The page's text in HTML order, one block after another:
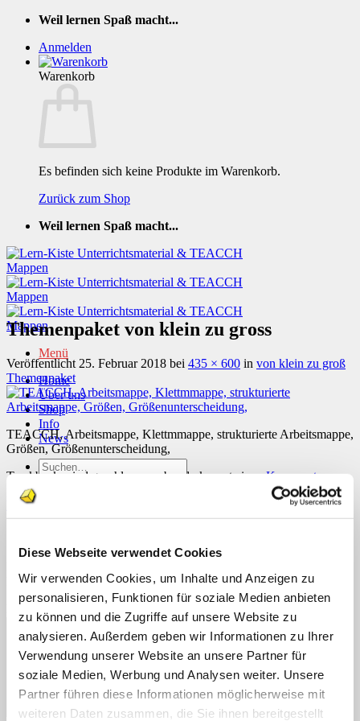
Diese Webseite verwendet Cookies
Wir verwenden Cookies, um Inhalte und Anzeigen zu
personalisieren, Funktionen für soziale Medien anbieten
zu können und die Zugriffe auf unsere Website zu
analysieren. Außerdem geben wir Informationen zu Ihrer
Verwendung unserer Website an unsere Partner für
soziale Medien, Werbung und Analysen weiter. Unsere
Partner führen diese Informationen möglicherweise mit
weiteren Daten zusammen, die Sie ihnen bereitgestellt
Zum
springen
Weil lernen Spaß macht...
Anmelden
Warenkorb
Es befinden sich keine Produkte im Warenkorb.
Zurück zum Shop
Weil lernen Spaß macht...
Menü
Home
Über uns
Shop
Info
News
Suchen
nach:
Themenpaket von klein zu gross
Veröffentlicht 25. Februar 2018 bei 435 × 600 in von klein zu groß
Themenpaket
TEACCH, Arbeitsmappe, Klettmmappe, strukturierte Arbeitsmappe,
Größen, Größenunterscheidung,
Trackbacks sind geschlossen, aber du kannst einenKommentar
posten
Weiter
Felder sind mit*markiert
Kommentar